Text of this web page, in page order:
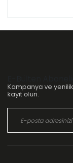
Kampanya ve
kayıt olun.